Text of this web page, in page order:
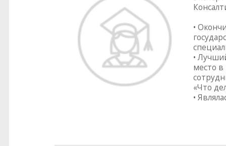
•
•
место в
«Что
•